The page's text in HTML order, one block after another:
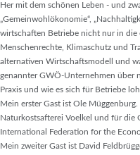
Her mit dem schönen Leben - und
„Gemeinwohlökonomie“,
wirtschaften Betriebe nicht nur in die
Menschenrechte, Klimaschutz und
alternativen Wirtschaftsmodell und
genannter GWÖ-Unternehmen über
Praxis und wie es sich für Betriebe
Mein erster Gast ist Ole
Naturkostsafterei Voelkel und für die
International Federation for the
Mein zweiter Gast ist David